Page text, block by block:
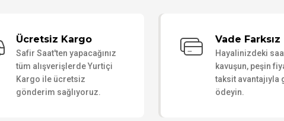
Ücretsiz Kargo
Safir Saat'ten yapacağınız
tüm alışverişlerde Yurtiçi
Kargo ile ücretsiz
gönderim sağlıyoruz.
Vade
Hayalinizdeki
kavuşun, peşin
taksit avantajıyla
ödeyin.